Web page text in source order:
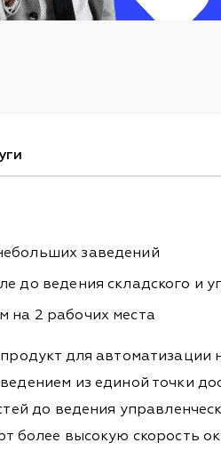
заведений
до ведения складского и
на 2 рабочих места
для
из единой точки
до ведения
более высокую скорость